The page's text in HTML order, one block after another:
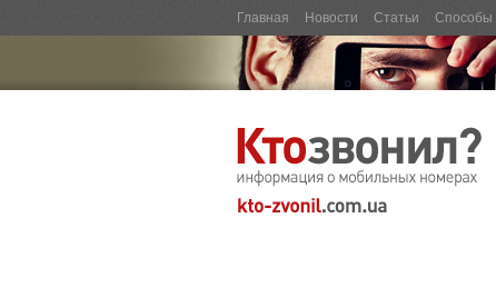
Главная Новости Статьи Способы